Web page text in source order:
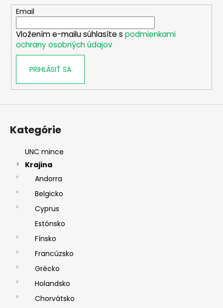
Email
Vložením e-mailu súhlasíte s podmienkami
ochrany osobných údajov
PRIHLÁSIŤ SA
Kategórie
UNC mince
Krajina
Andorra
Belgicko
Cyprus
Estónsko
Fínsko
Francúzsko
Grécko
Holandsko
Chorvátsko